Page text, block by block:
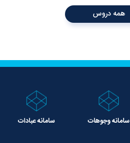
همه دروس
سامانه وجوهات سامانه عبادات